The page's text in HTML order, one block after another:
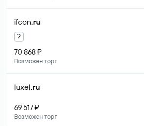
ifcon.ru
?
70 868 ₽
Возможен торг
luxel.ru
69 517 ₽
Возможен торг